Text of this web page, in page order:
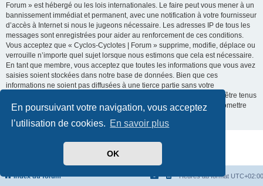
En poursuivant votre navigation, vous acceptez
l’utilisation de cookies. En savoir plus
OK
Forum » est hébergé ou les lois internationales. Le faire peut vous mener à un
bannissement immédiat et permanent, avec une notification à votre fournisseur
d’accès à Internet si nous le jugeons nécessaire. Les adresses IP de tous les
messages sont enregistrées pour aider au renforcement de ces conditions.
Vous acceptez que « Cyclos-Cyclotes | Forum » supprime, modifie, déplace ou
verrouille n’importe quel sujet lorsque nous estimons que cela est nécessaire.
En tant que membre, vous acceptez que toutes les informations que vous avez
saisies soient stockées dans notre base de données. Bien que ces
informations ne soient pas diffusées à une tierce partie sans votre
consentement, ni « Cyclos-Cyclotes | Forum », ni phpBB ne pourront être tenus
comme responsables en cas de tentative de piratage visant à compromettre
Index du forum Heures au format UTC+02:00
Développé parphpBB® Forum Software © phpBB Limited
Traduit par
Confidentialité|Conditions